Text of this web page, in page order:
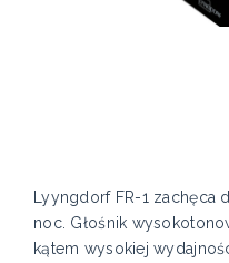
Lyyngdorf FR-1 zachęca
noc. Głośnik
kątem wysokiej